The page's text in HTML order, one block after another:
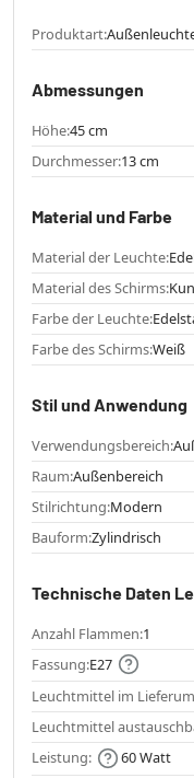
Produktart:
Abmessungen
Höhe:45 cm
Durchmesser:13 cm
Material und Farbe
Material der Leuchte:
Material des Schirms:
Farbe der Leuchte:
Farbe des Schirms:Weiß
Stil und Anwendung
Verwendungsbereich:
Raum:Außenbereich
Stilrichtung:Modern
Bauform:Zylindrisch
Technische Daten
Anzahl Flammen:1
Fassung:E27
Leuchtmittel im
Leuchtmittel
Leistung:
60 Watt